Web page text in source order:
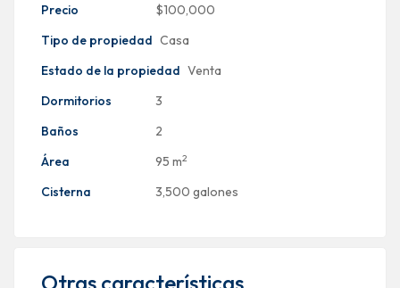
Precio
$100,000
Tipo de propiedad Casa
Estado de la propiedad Venta
Dormitorios
3
Baños
2
Área
95 m2
Cisterna 3,500 galones
Otras características